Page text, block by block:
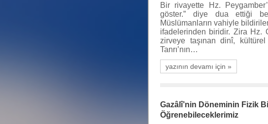
Bir rivayette Hz.
göster.” diye dua ettiği
Müslümanların vahiyle
ifadelerinden biridir. Zira Hz.
zirveye taşınan dinî,
Tanrı’nın…
yazının devamı için »
Gazâlî’nin Döneminin Fizik
Öğrenebileceklerimiz